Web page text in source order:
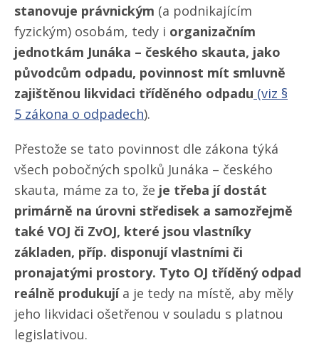
stanovuje právnickým (a podnikajícím
fyzickým) osobám, tedy i organizačním
jednotkám Junáka – českého skauta, jako
původcům odpadu, povinnost mít smluvně
zajištěnou likvidaci tříděného odpadu (viz §
5 zákona o odpadech).
Přestože se tato povinnost dle zákona týká
všech pobočných spolků Junáka – českého
skauta, máme za to, že je třeba jí dostát
primárně na úrovni středisek a samozřejmě
také VOJ či ZvOJ, které jsou vlastníky
základen, příp. disponují vlastními či
pronajatými prostory. Tyto OJ tříděný odpad
reálně produkujía je tedy na místě, aby měly
jeho likvidaci ošetřenou v souladu s platnou
legislativou.